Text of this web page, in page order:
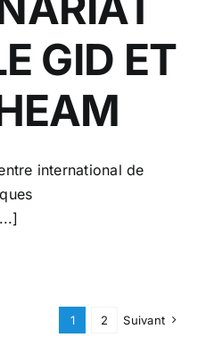
GID ET
international de
1 2 Suivant